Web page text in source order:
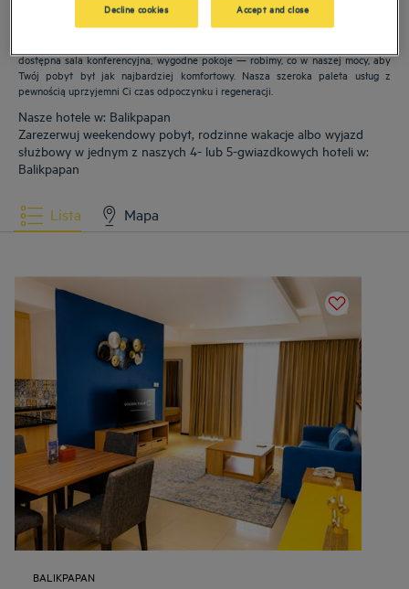
dostępna sala konferencyjna, wygodne pokoje — robimy, co w naszej mocy, aby
Twój pobyt był jak najbardziej komfortowy. Nasza szeroka paleta usług z
pewnością uprzyjemni Ci czas odpoczynku i regeneracji.
Nasze hotele w: Balikpapan
Zarezerwuj weekendowy pobyt, rodzinne wakacje albo wyjazd
służbowy w jednym z naszych 4- lub 5-gwiazdkowych hoteli w:
Balikpapan
Lista Mapa
BALIKPAPAN
Decline cookies Accept and close